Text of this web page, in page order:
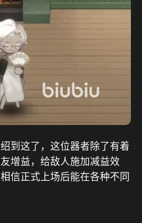
到这了，这位器者除了有着
增益，给敌人施加减益效
信正式上场后能在各种不同